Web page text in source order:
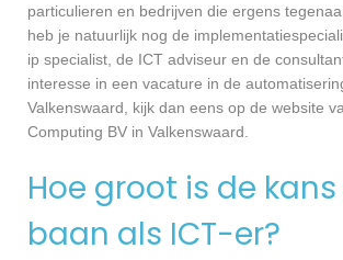
particulieren en bedrijven die ergens
heb je natuurlijk nog de
ip specialist, de ICT adviseur en de
interesse in een vacature in de
Valkenswaard, kijk dan eens op de website
Computing BV in Valkenswaard.
Hoe groot is de
baan als ICT-er?